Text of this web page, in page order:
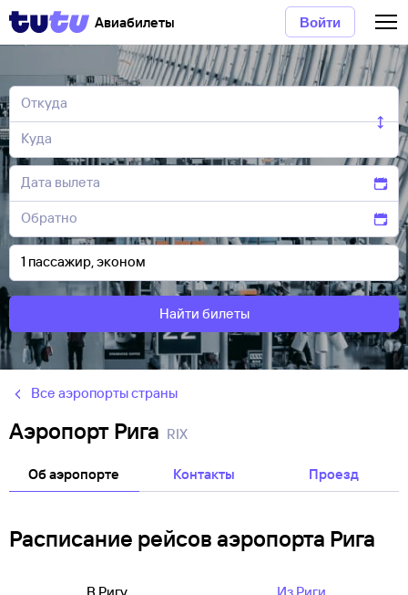
Авиабилеты Войти
Найти билеты
Все аэропорты страны
Аэропорт Рига RIX
Об аэропорте Контакты Проезд
Расписание рейсов аэропорта Рига